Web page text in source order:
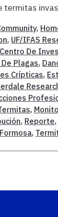
termitas
,
, UF/IFAS
Centro De
Plagas,
Crípticas,
,
, Reporte,
,